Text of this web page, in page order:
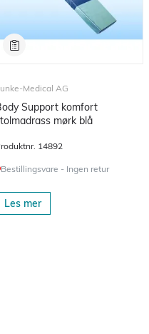
Medical AG
Support komfort
mørk blå
14892
Bestillingsvare - Ingen retur
Les mer